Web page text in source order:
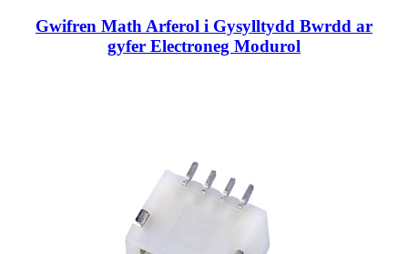
Gwifren Math Arferol i Gysylltydd Bwrdd ar
gyfer Electroneg Modurol